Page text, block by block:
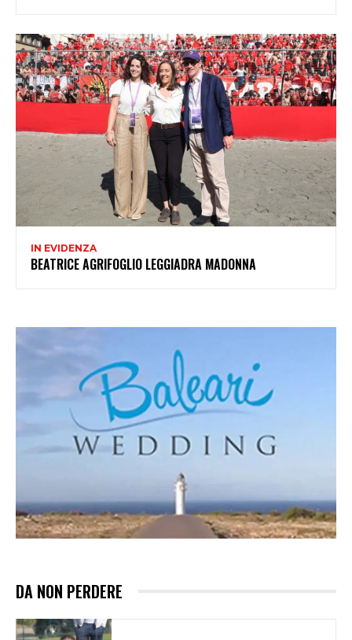
IN EVIDENZA
BEATRICE AGRIFOGLIO LEGGIADRA MADONNA
DA NON PERDERE